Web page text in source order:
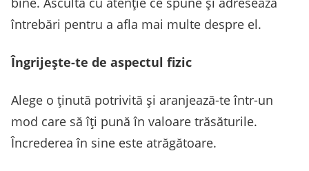
întrebări pentru a afla mai multe despre el.
Îngrijește-te de aspectul fizic
Alege o ținută potrivită și aranjează-te într-un
mod care să îți pună în valoare trăsăturile.
Încrederea în sine este atrăgătoare.